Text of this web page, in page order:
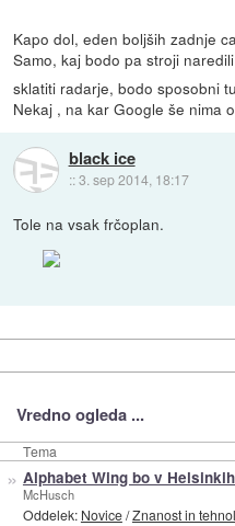
Kapo dol, eden boljših zadnje
Samo, kaj bodo pa stroji
sklatiti radarje, bodo sposobni
Nekaj , na kar Google še nima
black ice
::3. sep 2014, 18:17
Tole na vsak frčoplan.
Vredno ogleda ...
Tema
» Alphabet Wing bo v
McHusch
Oddelek: Novice/Znanost in